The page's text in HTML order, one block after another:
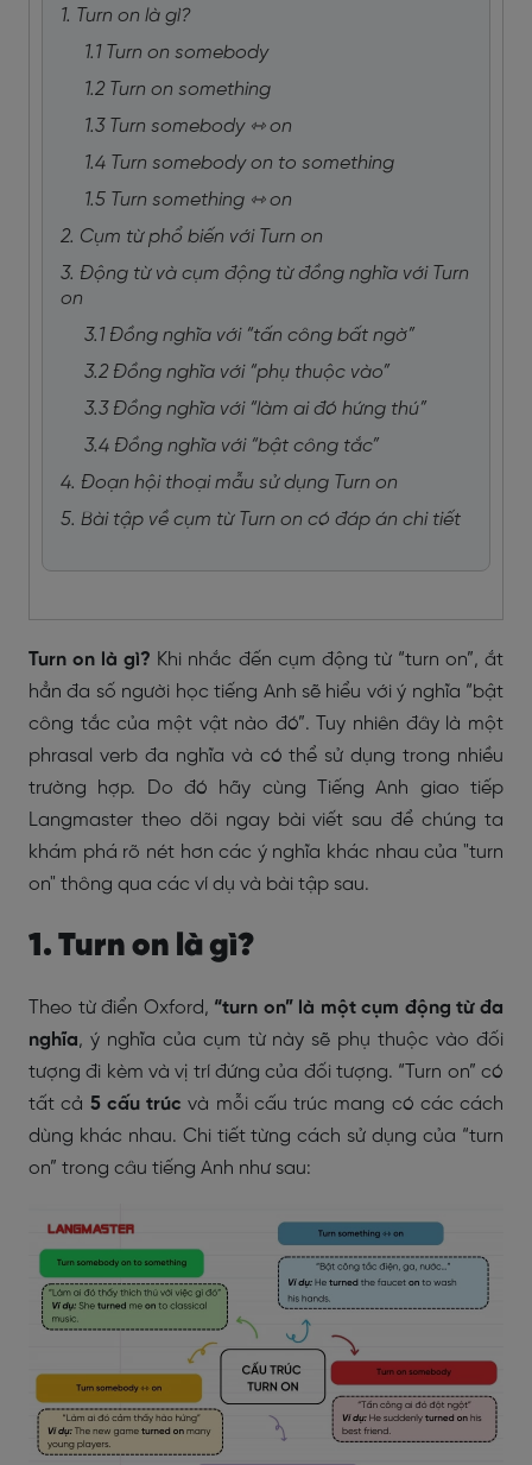
1. Turn on là gì?
1.1 Turn on somebody
1.2 Turn on something
1.3 Turn somebody ⇿ on
1.4 Turn somebody on to something
1.5 Turn something ⇿ on
2. Cụm từ phổ biến với Turn on
3. Động từ và cụm động từ đồng nghĩa với Turn
on
3.1 Đồng nghĩa với “tấn công bất ngờ”
3.2 Đồng nghĩa với “phụ thuộc vào”
3.3 Đồng nghĩa với “làm ai đó hứng thú”
3.4 Đồng nghĩa với “bật công tắc”
4. Đoạn hội thoại mẫu sử dụng Turn on
5. Bài tập về cụm từ Turn on có đáp án chi tiết
Turn on là gì? Khi nhắc đến cụm động từ “turn on”, ắt
hẳn đa số người học tiếng Anh sẽ hiểu với ý nghĩa “bật
công tắc của một vật nào đó”. Tuy nhiên đây là một
phrasal verb đa nghĩa và có thể sử dụng trong nhiều
trường hợp. Do đó hãy cùng Tiếng Anh giao tiếp
Langmaster theo dõi ngay bài viết sau để chúng ta
khám phá rõ nét hơn các ý nghĩa khác nhau của "turn
on" thông qua các ví dụ và bài tập sau.
1. Turn on là gì?
Theo từ điển Oxford, “turn on” là một cụm động từ đa
nghĩa, ý nghĩa của cụm từ này sẽ phụ thuộc vào đối
tượng đi kèm và vị trí đứng của đối tượng. “Turn on” có
tất cả 5 cấu trúc và mỗi cấu trúc mang có các cách
dùng khác nhau. Chi tiết từng cách sử dụng của “turn
on” trong câu tiếng Anh như sau: